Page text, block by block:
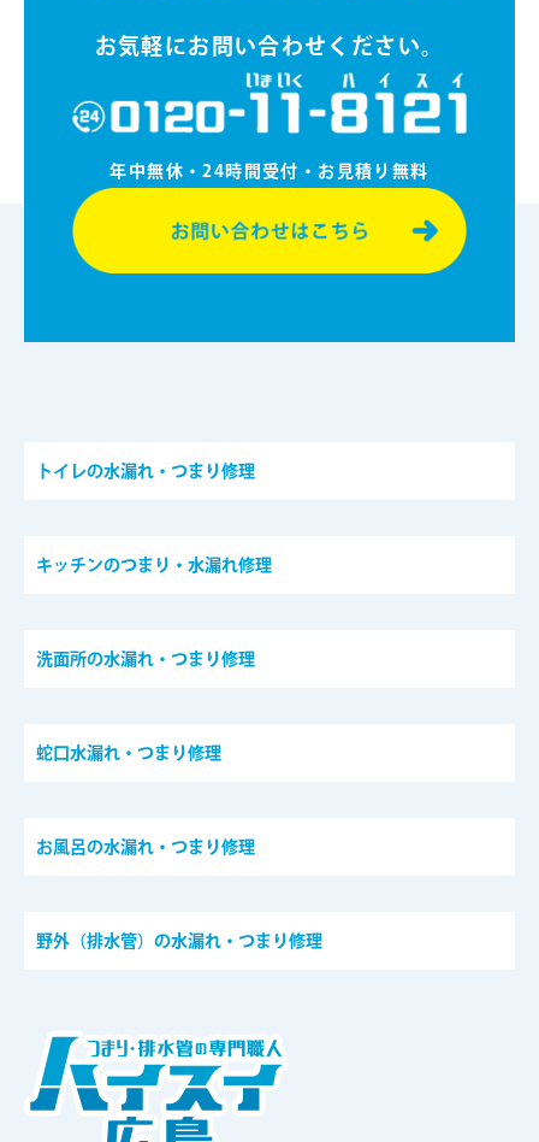
お気軽にお問い合わせください。
年中無休・24時間受付・お⾒積り無料
トイレの水漏れ・つまり修理
キッチンのつまり・水漏れ修理
洗面所の水漏れ・つまり修理
蛇口水漏れ・つまり修理
お風呂の水漏れ・つまり修理
野外（排水管）の水漏れ・つまり修理